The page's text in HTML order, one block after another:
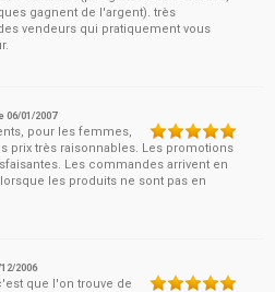
gagnent de l'argent). très
vendeurs qui pratiquement vous
06/01/2007
pour les femmes,
prix très raisonnables. Les promotions
Les commandes arrivent en
les produits ne sont pas en
12/2006
que l'on trouve de